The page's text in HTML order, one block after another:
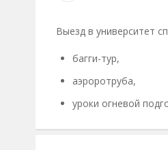
Выезд в университет
багги-тур,
аэроротруба,
уроки огневой